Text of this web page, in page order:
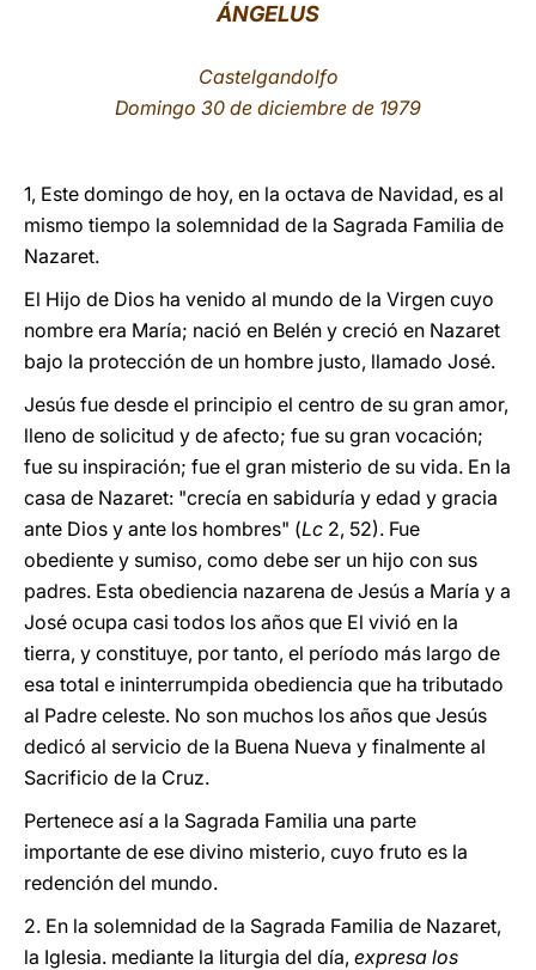
ÁNGELUS
Castelgandolfo
Domingo 30 de diciembre de 1979
1, Este domingo de hoy, en la octava de Navidad, es al
mismo tiempo la solemnidad de la Sagrada Familia de
Nazaret.
El Hijo de Dios ha venido al mundo de la Virgen cuyo
nombre era María; nació en Belén y creció en Nazaret
bajo la protección de un hombre justo, llamado José.
Jesús fue desde el principio el centro de su gran amor,
lleno de solicitud y de afecto; fue su gran vocación;
fue su inspiración; fue el gran misterio de su vida. En la
casa de Nazaret: "crecía en sabiduría y edad y gracia
ante Dios y ante los hombres" (Lc 2, 52). Fue
obediente y sumiso, como debe ser un hijo con sus
padres. Esta obediencia nazarena de Jesús a María y a
José ocupa casi todos los años que El vivió en la
tierra, y constituye, por tanto, el período más largo de
esa total e ininterrumpida obediencia que ha tributado
al Padre celeste. No son muchos los años que Jesús
dedicó al servicio de la Buena Nueva y finalmente al
Sacrificio de la Cruz.
Pertenece así a la Sagrada Familia una parte
importante de ese divino misterio, cuyo fruto es la
redención del mundo.
2. En la solemnidad de la Sagrada Familia de Nazaret,
la Iglesia. mediante la liturgia del día, expresa los